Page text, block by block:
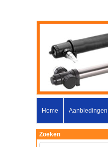
Home Aanbiedingen
Zoeken